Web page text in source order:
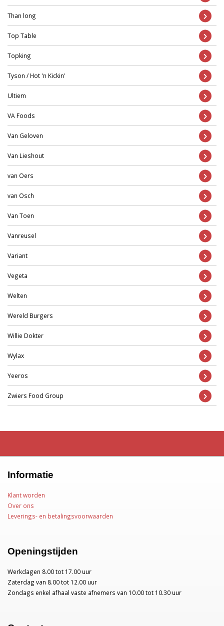
Than long
Top Table
Topking
Tyson / Hot 'n Kickin'
Ultiem
VA Foods
Van Geloven
Van Lieshout
van Oers
van Osch
Van Toen
Vanreusel
Variant
Vegeta
Welten
Wereld Burgers
Willie Dokter
Wylax
Yeeros
Zwiers Food Group
Informatie
Klant worden
Over ons
Leverings- en betalingsvoorwaarden
Openingstijden
Werkdagen 8.00 tot 17.00 uur
Zaterdag van 8.00 tot 12.00 uur
Zondags enkel afhaal vaste afnemers van 10.00 tot 10.30 uur